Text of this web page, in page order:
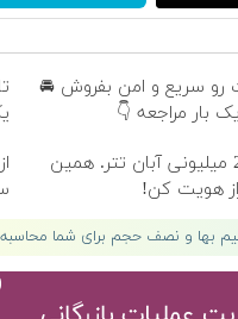
رو سریع و امن بفروش 🚘
بار مراجعه 👇
وام 200 میلیونی آبان تتر. همین
هویت کن!
نیم بها و نصف حجم برای شما